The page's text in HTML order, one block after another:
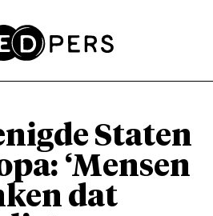
Staten
‘Mensen
dat